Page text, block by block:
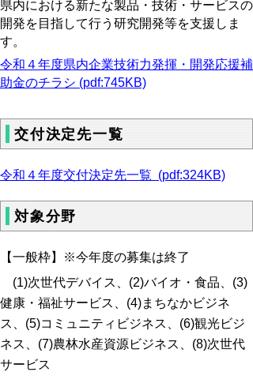
県内における新たな製品・技術・サービスの
開発を目指して行う研究開発等を支援しま
す。
令和４年度県内企業技術力発揮・開発応援補
助金のチラシ (pdf:745KB)
交付決定先一覧
令和４年度交付決定先一覧 (pdf:324KB)
対象分野
【一般枠】※今年度の募集は終了
(1)次世代デバイス、(2)バイオ・食品、(3)
健康・福祉サービス、(4)まちなかビジネ
ス、(5)コミュニティビジネス、(6)観光ビジ
ネス、(7)農林水産資源ビジネス、(8)次世代
サービス